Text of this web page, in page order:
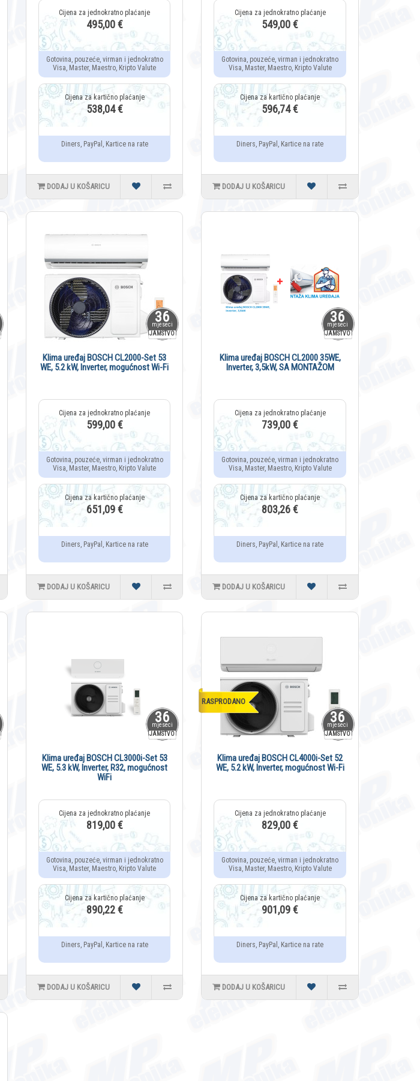
495,00 €
Gotovina, pouzeće, virman i jednokratno
Visa, Master, Maestro, Kripto Valute
538,04 €
Diners, PayPal, Kartice na rate
DODAJ U KOŠARICU
549,00 €
Gotovina, pouzeće, virman i jednokratno
Visa, Master, Maestro, Kripto Valute
596,74 €
Diners, PayPal, Kartice na rate
DODAJ U KOŠARICU
36
mjeseci
JAMSTVO
Klima uređaj BOSCH CL2000-Set 53
WE, 5.2 kW, Inverter, mogućnost Wi-Fi
599,00 €
Gotovina, pouzeće, virman i jednokratno
Visa, Master, Maestro, Kripto Valute
651,09 €
Diners, PayPal, Kartice na rate
DODAJ U KOŠARICU
36
mjeseci
JAMSTVO
Klima uređaj BOSCH CL2000 35WE,
Inverter, 3,5kW, SA MONTAŽOM
739,00 €
Gotovina, pouzeće, virman i jednokratno
Visa, Master, Maestro, Kripto Valute
803,26 €
Diners, PayPal, Kartice na rate
DODAJ U KOŠARICU
36
mjeseci
JAMSTVO
Klima uređaj BOSCH CL3000i-Set 53
WE, 5.3 kW, Inverter, R32, mogućnost
WiFi
819,00 €
Gotovina, pouzeće, virman i jednokratno
Visa, Master, Maestro, Kripto Valute
890,22 €
Diners, PayPal, Kartice na rate
DODAJ U KOŠARICU
36
mjeseci
JAMSTVO
RASPRODANO
Klima uređaj BOSCH CL4000i-Set 52
WE, 5.2 kW, Inverter, mogućnost Wi-Fi
829,00 €
Gotovina, pouzeće, virman i jednokratno
Visa, Master, Maestro, Kripto Valute
901,09 €
Diners, PayPal, Kartice na rate
DODAJ U KOŠARICU